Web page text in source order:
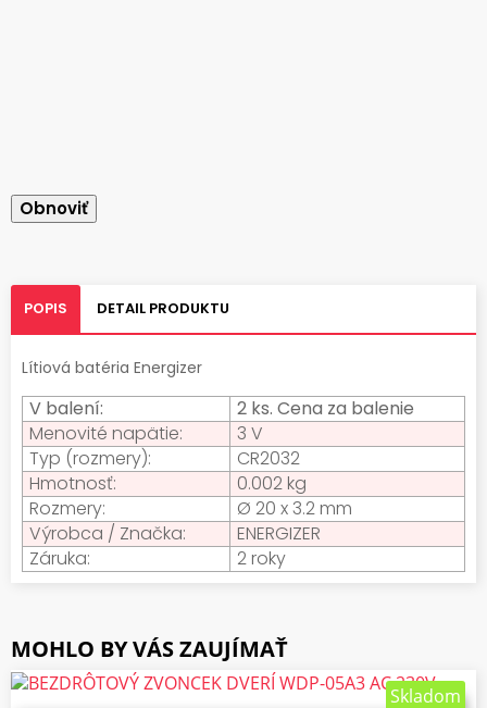
POPIS DETAIL PRODUKTU
Lítiová batéria Energizer
V balení:
2 ks. Cena za balenie
Menovité napätie:
3 V
Typ (rozmery):
CR2032
Hmotnosť:
0.002 kg
Rozmery:
Ø 20 x 3.2 mm
Výrobca / Značka:
ENERGIZER
Záruka:
2 roky
MOHLO BY VÁS ZAUJÍMAŤ
VLOŽIŤ DO KOŠÍKA
Skladom